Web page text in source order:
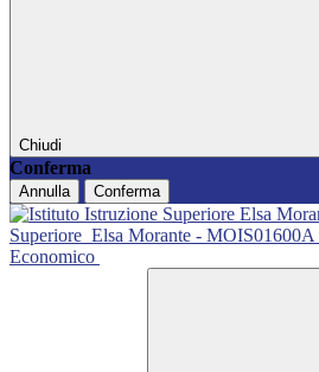
Chiudi
Conferma
Annulla Conferma
Superiore Elsa Morante - MOIS01600A
Economico